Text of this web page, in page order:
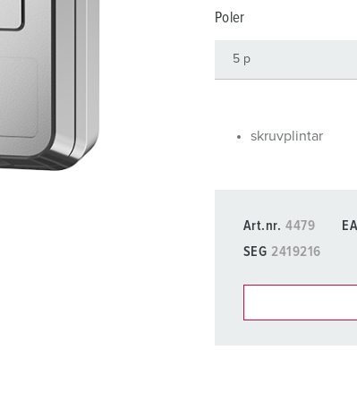
Poler
skruvplintar
Art.nr. 4479
SEG 2419216